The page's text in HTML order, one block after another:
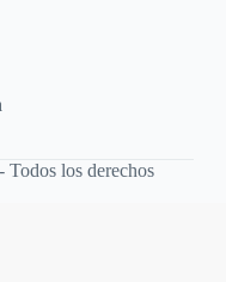
los derechos